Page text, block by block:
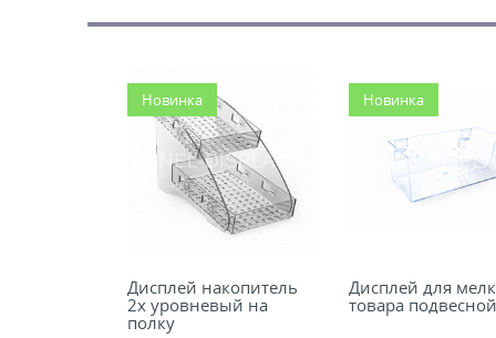
Новинка
Дисплей накопитель
2х уровневый на
полку
Новинка
Дисплей для
товара подвесной